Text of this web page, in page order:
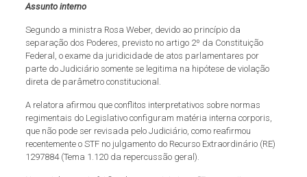
Assunto interno
Segundo a ministra Rosa Weber, devido ao princípio da
separação dos Poderes, previsto no artigo 2º da Constituição
Federal, o exame da juridicidade de atos parlamentares por
parte do Judiciário somente se legitima na hipótese de violação
direta de parâmetro constitucional.
A relatora afirmou que conflitos interpretativos sobre normas
regimentais do Legislativo configuram matéria interna corporis,
que não pode ser revisada pelo Judiciário, como reafirmou
recentemente o STF no julgamento do Recurso Extraordinário (RE)
1297884 (Tema 1.120 da repercussão geral).